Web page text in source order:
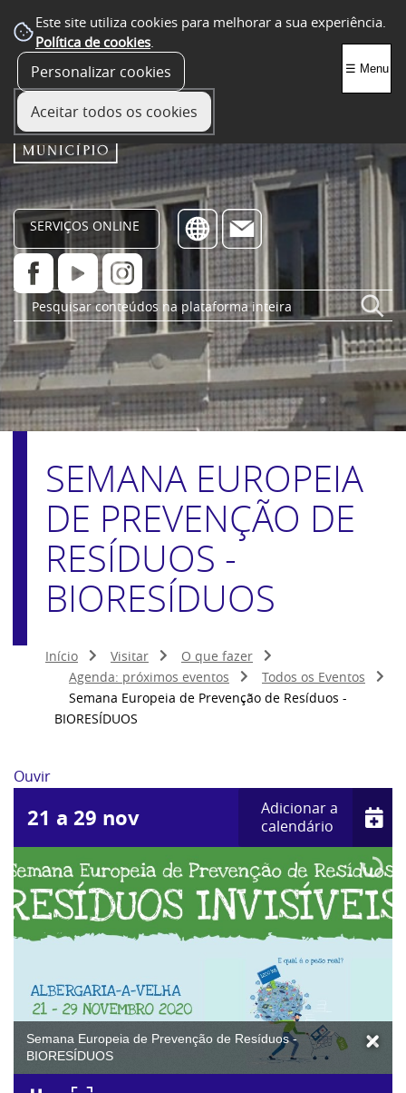
Este site utiliza cookies para melhorar a sua experiência.
Política de cookies.
Personalizar cookies
Aceitar todos os cookies
SERVIÇOS ONLINE
☰ Menu
SEMANA EUROPEIA
DE PREVENÇÃO DE
RESÍDUOS -
BIORESÍDUOS
Início Visitar
O que fazer
Agenda: próximos eventos
Todos os Eventos
Semana Europeia de Prevenção de Resíduos -
BIORESÍDUOS
Ouvir
21 a 29 nov
Adicionar a
calendário
Semana Europeia de Prevenção de Resíduos -
BIORESÍDUOS